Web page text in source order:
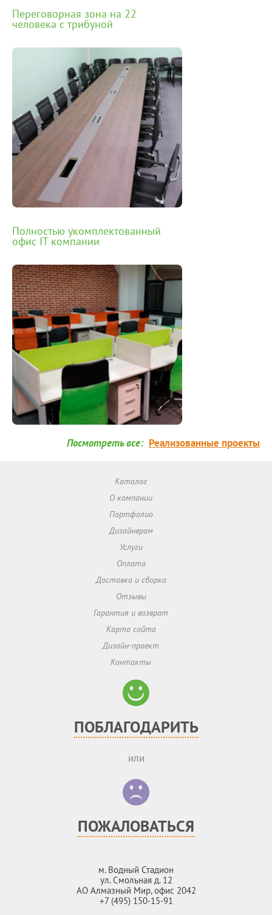
Переговорная зона на 22
человека с трибуной
Полностью укомплектованный
офис IT компании
Посмотреть все: Реализованные проекты
Каталог
О компании
Портфолио
Дизайнерам
Услуги
Оплата
Доставка и сборка
Отзывы
Гарантия и возврат
Карта сайта
Дизайн-проект
Контакты
ПОБЛАГОДАРИТЬ
или
ПОЖАЛОВАТЬСЯ
м. Водный Стадион
ул. Смольная д. 12
АО Алмазный Мир, офис 2042
+7 (495) 150-15-91